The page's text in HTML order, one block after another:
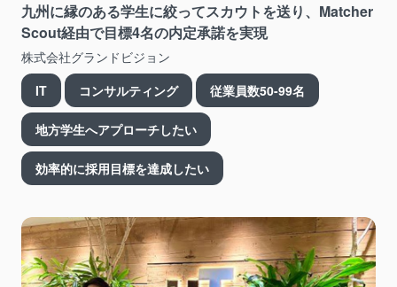
九州に縁のある学生に絞ってスカウトを送り、Matcher
Scout経由で目標4名の内定承諾を実現
株式会社グランドビジョン
IT
コンサルティング 従業員数50-99名
地方学生へアプローチしたい
効率的に採用目標を達成したい